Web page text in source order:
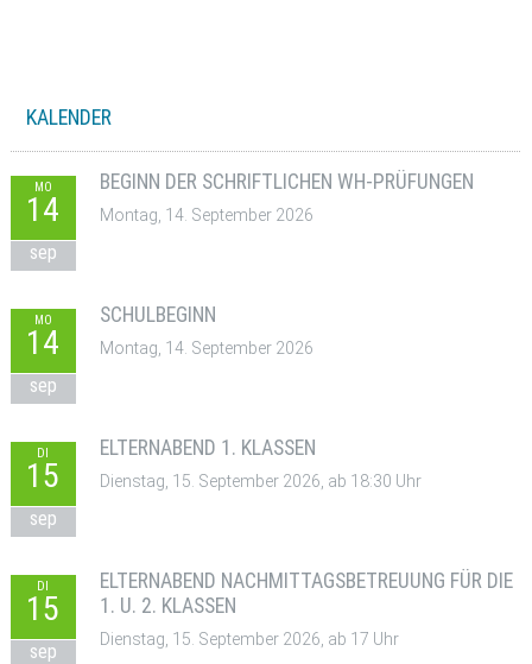
KALENDER
MO
14
sep
BEGINN DER SCHRIFTLICHEN WH-PRÜFUNGEN
Montag, 14. September 2026
MO
14
sep
SCHULBEGINN
Montag, 14. September 2026
DI
15
sep
ELTERNABEND 1. KLASSEN
Dienstag, 15. September 2026, ab 18:30 Uhr
DI
15
sep
ELTERNABEND NACHMITTAGSBETREUUNG FÜR DIE
1. U. 2. KLASSEN
Dienstag, 15. September 2026, ab 17 Uhr